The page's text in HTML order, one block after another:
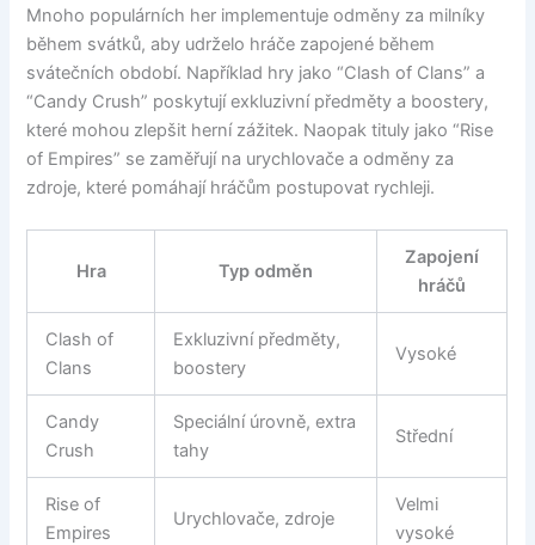
Mnoho populárních her implementuje odměny za milníky
během svátků, aby udrželo hráče zapojené během
svátečních období. Například hry jako “Clash of Clans” a
“Candy Crush” poskytují exkluzivní předměty a boostery,
které mohou zlepšit herní zážitek. Naopak tituly jako “Rise
of Empires” se zaměřují na urychlovače a odměny za
zdroje, které pomáhají hráčům postupovat rychleji.
Hra Typ odměn
Zapojení
hráčů
Clash of
Clans
Exkluzivní předměty,
boostery
Vysoké
Candy
Crush
Speciální úrovně, extra
tahy
Střední
Rise of
Empires
Urychlovače, zdroje
Velmi
vysoké